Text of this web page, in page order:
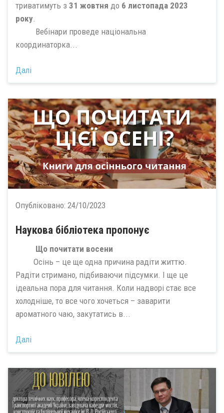
триватимуть з 31 жовтня до 6 листопада 2023
року.
Вебінари проведе національна
координаторка...
Далі
Опубліковано: 24/10/2023
Наукова бібліотека пропонує
Що почитати восени
Осінь – це ще одна причина радіти життю.
Радіти стримано, підбиваючи підсумки. І ще це
ідеальна пора для читання. Коли надворі стає все
холодніше, то все чого хочеться – заварити
ароматного чаю, закутатись в...
Далі